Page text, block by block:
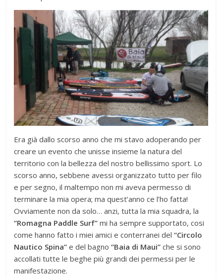
Era già dallo scorso anno che mi stavo adoperando per
creare un evento che unisse insieme la natura del
territorio con la bellezza del nostro bellissimo sport. Lo
scorso anno, sebbene avessi organizzato tutto per filo
e per segno, il maltempo non mi aveva permesso di
terminare la mia opera; ma quest’anno ce l’ho fatta!
Ovviamente non da solo… anzi, tutta la mia squadra, la
“Romagna Paddle Surf” mi ha sempre supportato, cosi
come hanno fatto i miei amici e conterranei del“Circolo
Nautico Spina” e del bagno“Baia di Maui” che si sono
accollati tutte le beghe più grandi dei permessi per le
manifestazione.